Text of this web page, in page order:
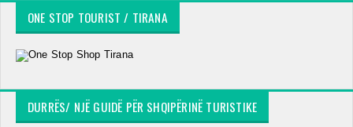
ONE STOP TOURIST / TIRANA
DURRËS/ NJË GUIDË PËR SHQIPËRINË TURISTIKE